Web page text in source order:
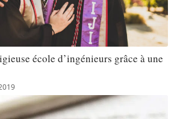
école d’ingénieurs grâce à une